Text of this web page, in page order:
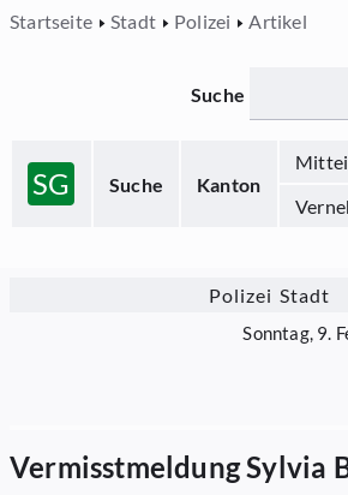
Startseite Stadt Polizei Artikel
SG Suche Kanton
Suche
Polizei Stadt
Sonntag, 9.
Vermisstmeldung Sylvia